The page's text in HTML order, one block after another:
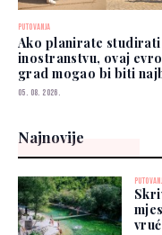
PUTOVANJA
Ako planirate studirati
inostranstvu, ovaj
grad mogao bi biti
izbor
05. 08. 2026.
Najnovije